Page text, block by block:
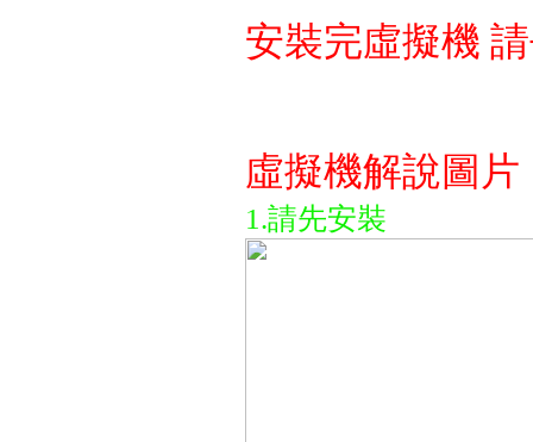
安裝完虛擬機
虛擬機解說圖片
1.請先安裝